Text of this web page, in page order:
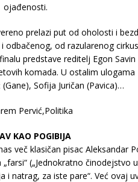
ojađenosti.
prelazi put od oholosti i
od razularenog
predstave reditelj Egon
komada. U ostalim ulogama
Sofija Juričan (Pavica)…
Pervić,Politika
KAO POGIBIJA
več klasičan pisac Aleksandar
(„Jednokratno činodejstvo
i natrag, za iste pare“. Već ovaj